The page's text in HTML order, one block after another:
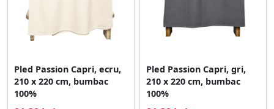
Pled Passion Capri, ecru,
210 x 220 cm, bumbac
100%
Pled Passion Capri, gri,
210 x 220 cm, bumbac
100%